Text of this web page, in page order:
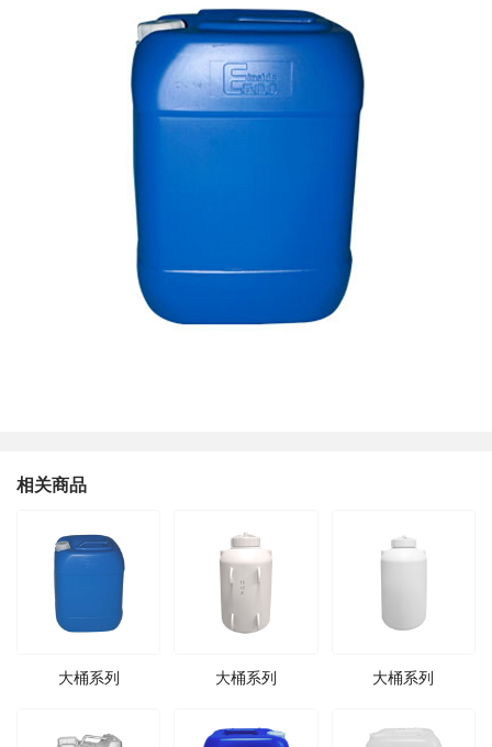
相关商品
大桶系列 大桶系列 大桶系列